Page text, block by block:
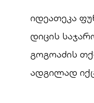
იდეათეკა
დიცის
გოგოაძის
ადგილად